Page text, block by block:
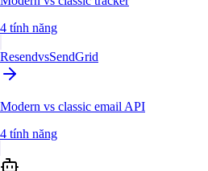
4 tính năng
ResendvsSendGrid
Modern vs classic email API
4 tính năng